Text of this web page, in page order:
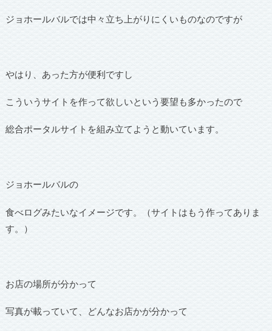
ジョホールバルでは中々立ち上がりにくいものなのですが
やはり、あった方が便利ですし
こういうサイトを作って欲しいという要望も多かったので
総合ポータルサイトを組み立てようと動いています。
ジョホールバルの
食べログみたいなイメージです。（サイトはもう作ってありま
す。）
お店の場所が分かって
写真が載っていて、どんなお店かが分かって